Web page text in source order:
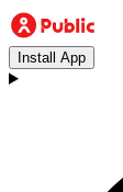
Install App